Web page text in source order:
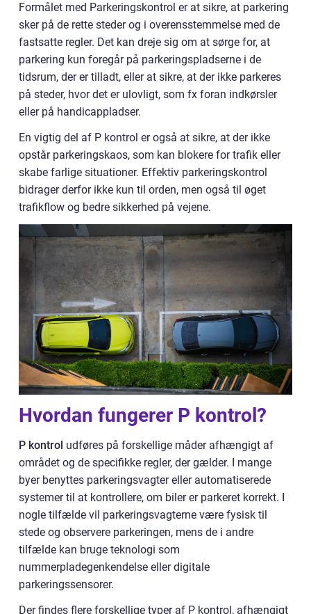
Formålet med Parkeringskontrol er at sikre, at parkering
sker på de rette steder og i overensstemmelse med de
fastsatte regler. Det kan dreje sig om at sørge for, at
parkering kun foregår på parkeringspladserne i de
tidsrum, der er tilladt, eller at sikre, at der ikke parkeres
på steder, hvor det er ulovligt, som fx foran indkørsler
eller på handicappladser.
En vigtig del af P kontrol er også at sikre, at der ikke
opstår parkeringskaos, som kan blokere for trafik eller
skabe farlige situationer. Effektiv parkeringskontrol
bidrager derfor ikke kun til orden, men også til øget
trafikflow og bedre sikkerhed på vejene.
Hvordan fungerer P kontrol?
P kontrol udføres på forskellige måder afhængigt af
området og de specifikke regler, der gælder. I mange
byer benyttes parkeringsvagter eller automatiserede
systemer til at kontrollere, om biler er parkeret korrekt. I
nogle tilfælde vil parkeringsvagterne være fysisk til
stede og observere parkeringen, mens de i andre
tilfælde kan bruge teknologi som
nummerpladegenkendelse eller digitale
parkeringssensorer.
Der findes flere forskellige typer af P kontrol, afhængigt